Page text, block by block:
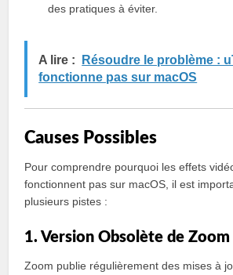
des pratiques à éviter.
A lire :
Résoudre le problème :
fonctionne pas sur macOS
Causes Possibles
Pour comprendre pourquoi les effets
fonctionnent pas sur macOS, il est
plusieurs pistes :
1. Version Obsolète de Zoom
Zoom publie régulièrement des mises à